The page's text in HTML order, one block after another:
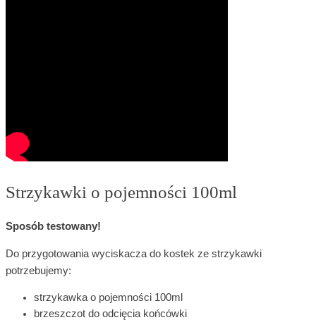
Strzykawki o pojemności 100ml
Sposób testowany!
Do przygotowania wyciskacza do kostek ze strzykawki
potrzebujemy:
strzykawka o pojemności 100ml
brzeszczot do odcięcia końcówki